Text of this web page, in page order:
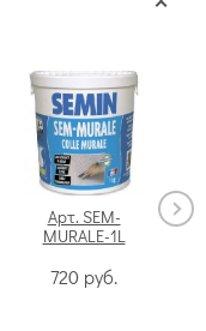
Арт. SEM-
MURALE-1L
720 руб.